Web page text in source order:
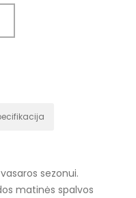
sezonui.
matinės spalvos